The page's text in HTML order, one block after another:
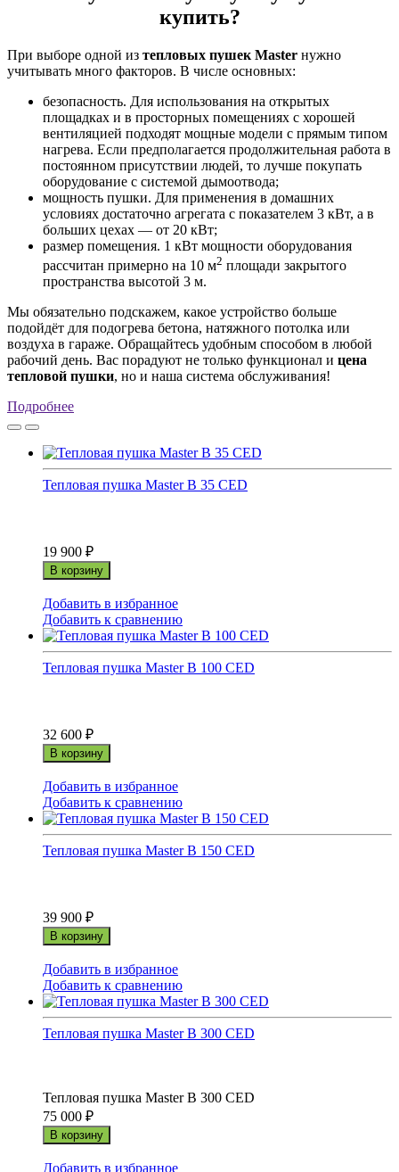
купить?
При выборе одной из тепловых пушек Master нужно
учитывать много факторов. В числе основных:
безопасность. Для использования на открытых
площадках и в просторных помещениях с хорошей
вентиляцией подходят мощные модели с прямым типом
нагрева. Если предполагается продолжительная работа в
постоянном присутствии людей, то лучше покупать
оборудование с системой дымоотвода;
мощность пушки. Для применения в домашних
условиях достаточно агрегата с показателем 3 кВт, а в
больших цехах — от 20 кВт;
размер помещения. 1 кВт мощности оборудования
рассчитан примерно на 10 м2 площади закрытого
пространства высотой 3 м.
Мы обязательно подскажем, какое устройство больше
подойдёт для подогрева бетона, натяжного потолка или
воздуха в гараже. Обращайтесь удобным способом в любой
рабочий день. Вас порадуют не только функционал и цена
тепловой пушки, но и наша система обслуживания!
Подробнее
Тепловая пушка Master B 35 CED
19 900 ₽
В корзину
Добавить в избранное
Добавить к сравнению
Тепловая пушка Master B 100 CED
32 600 ₽
В корзину
Добавить в избранное
Добавить к сравнению
Тепловая пушка Master B 150 CED
39 900 ₽
В корзину
Добавить в избранное
Добавить к сравнению
Тепловая пушка Master B 300 CED
Тепловая пушка Master B 300 CED
75 000 ₽
В корзину
Добавить в избранное